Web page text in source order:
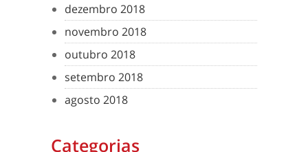
dezembro 2018
novembro 2018
outubro 2018
setembro 2018
agosto 2018
Categorias